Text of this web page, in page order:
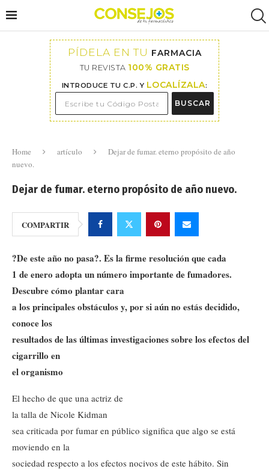
PÍDELA EN TU FARMACIA
TU REVISTA 100% GRATIS
INTRODUCE TU C.P. Y LOCALÍZALA:
BUSCAR
Home artículo
Dejar de fumar. eterno propósito de año
nuevo.
Dejar de fumar. eterno propósito de año nuevo.
COMPARTIR
?De este año no pasa?. Es la firme resolución que cada
1 de enero adopta un número importante de fumadores.
Descubre cómo plantar cara
a los principales obstáculos y, por si aún no estás decidido,
conoce los
resultados de las últimas investigaciones sobre los efectos del
cigarrillo en
el organismo
El hecho de que una actriz de
la talla de Nicole Kidman
sea criticada por fumar en público significa que algo se está
moviendo en la
sociedad respecto a los efectos nocivos de este hábito. Sin